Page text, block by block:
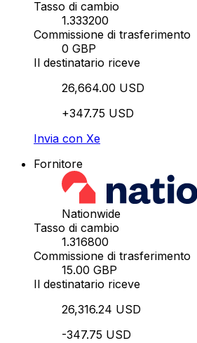
Tasso di cambio
1.333200
Commissione di trasferimento
0 GBP
Il destinatario riceve
26,664.00 USD
+347.75 USD
Invia con Xe
Fornitore
Nationwide
Tasso di cambio
1.316800
Commissione di trasferimento
15.00 GBP
Il destinatario riceve
26,316.24 USD
-347.75 USD